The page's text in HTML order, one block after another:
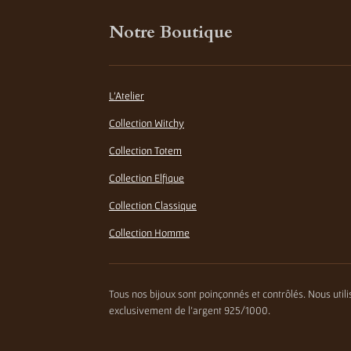
Notre Boutique
L'Atelier
Collection Witchy
Collection Totem
Collection Elfique
Collection Classique
Collection Homme
Tous nos bijoux sont poinçonnés et contrôlés. Nous
exclusivement de l'argent 925/1000.